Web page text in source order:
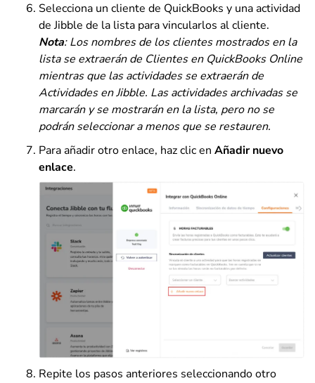
Selecciona un cliente de QuickBooks y una actividad
de Jibble de la lista para vincularlos al cliente.
Nota: Los nombres de los clientes mostrados en la
lista se extraerán de Clientes en QuickBooks Online
mientras que las actividades se extraerán de
Actividades en Jibble. Las actividades archivadas se
marcarán y se mostrarán en la lista, pero no se
podrán seleccionar a menos que se restauren.
Para añadir otro enlace, haz clic en Añadir nuevo
enlace.
Repite los pasos anteriores seleccionando otro